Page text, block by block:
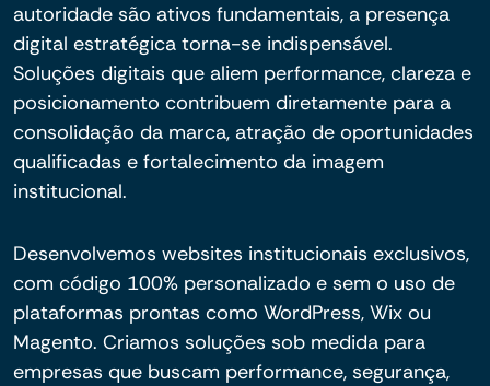
autoridade são ativos fundamentais, a presença
digital estratégica torna-se indispensável.
Soluções digitais que aliem performance, clareza e
posicionamento contribuem diretamente para a
consolidação da marca, atração de oportunidades
qualificadas e fortalecimento da imagem
institucional.
Desenvolvemos websites institucionais exclusivos,
com código 100% personalizado e sem o uso de
plataformas prontas como WordPress, Wix ou
Magento. Criamos soluções sob medida para
empresas que buscam performance, segurança,